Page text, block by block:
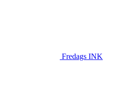
Fredags INK